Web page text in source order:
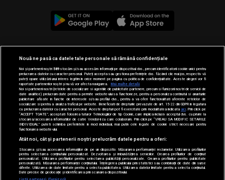
© 2019-2026 DOGAN MEDIA INTERNATIONAL SA, Toate
drepturile rezervate.
Nouă ne pasă ca datele tale personale să rămână confidențiale
Noi și partenerii noștri589stocăm și/sau accesăm informații pe dispozitivul dvs., precum identificatorii cookie unici pentru
prelucrarea datelor cu caracter personal. Puteți accepta sau gestiona preferințele dvs. făcând clic mai jos, respectiv vă
puteți opune utilizării unui interes legitim în orice moment pe pagina cu politica de confidențialitate. Aceste alegeri vor fi
raportate partenerilor noștri și nu vă vor afecta navigarea.
Mai multe detalii
Noi si partenerii nostri (retelele de socializare si agentiile de publicitate partenere, precum si furnizorii nostri de servicii de
date analitice) prelucram date pentru a permite website-ului sa functioneze, pentru a personaliza continutul si anunturile
publicitare afisate in functie de interesele si/sau profilul dvs., pentru a va oferi functionalitati aferente retelelor de
socializare si pentru a analiza traficul pe website. Beneficiati de drepturile prevazute de art. 15-22 din GDPR in legatura
cu prelucrarea datelor cu caracter personal. Aceste drepturi pot fi exercitate prin modalitatea indicataaici . Prin click pe
“ACCEPT TOATE”, acceptati folosirea tuturor Tehnologiilor de tip Cookie, care implica inclusiv acceptul dvs. cu privire la
stocarea/accesarea informatiilor de catre Vendor-ii cu care colaboram. Prin click pe “VREAU SA MODIFIC SETARILE
INDIVIDUAL” puteti schimba preferintele in mod individual, mai putin cele legate de cookie strict necesare pentru
functionarea website-ului.
Atât noi, cât și partenerii noștri prelucrăm datele pentru a oferi:
Stocarea și/sau accesarea informațiilor de pe un dispozitiv. Măsurarea performanței reclamelor. Utilizarea profilurilor
pentru selectarea conținutului personalizat. Dezvoltarea și îmbunătățirea serviciilor. Crearea profilurilor de conținut
personalizat. Utilizarea profilurilor pentru selectarea publicității personalizate. Crearea profilurilor pentru publicitate
personalizată. Măsurarea performanței conținutului. Înțelegerea publicului prin statistici sau combinații de date din surse
diferite. Utilizarea de date limitate pentru a selecta publicitatea. Utilizarea datelor limitate pentru a selecta conținutul.
Date precise de geolocație și identificarea prin scanarea dispozitivului.